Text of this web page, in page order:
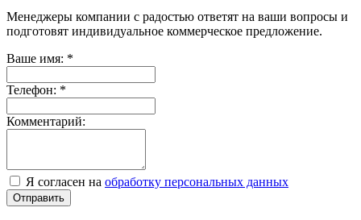
Менеджеры компании с радостью ответят на ваши вопросы и
подготовят индивидуальное коммерческое предложение.
Ваше имя: *
Телефон: *
Комментарий:
Я согласен на обработку персональных данных
Отправить